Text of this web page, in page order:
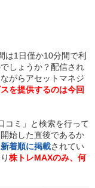
は1日僅か10分間で利
しょうか？配信され
がらアセットマネジ
を提供するのは今回
コミ」と検索を行って
始した直後であるか
着順に掲載されてい
株トレMAXのみ、何